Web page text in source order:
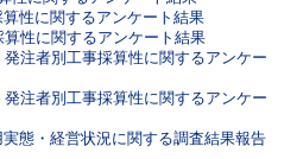
性に関するアンケート結果
性に関するアンケート結果
注者別工事採算性に関するアンケー
注者別工事採算性に関するアンケー
態・経営状況に関する調査結果報告